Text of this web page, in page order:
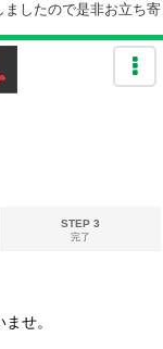
たので是非お立ち寄
STEP 3
完了
せ。